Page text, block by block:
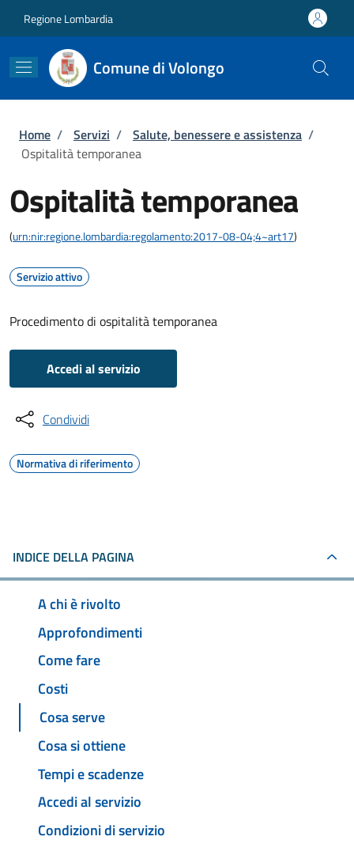
Regione Lombardia
Comune di Volongo
Briciole di pane
Home / Servizi / Salute, benessere e assistenza /
Ospitalità temporanea
Ospitalità temporanea
(urn:nir:regione.lombardia:regolamento:2017-08-04;4~art17)
Servizio attivo
Procedimento di ospitalità temporanea
Accedi al servizio
Condividi
Normativa di riferimento
INDICE DELLA PAGINA
A chi è rivolto
Approfondimenti
Come fare
Costi
Cosa serve
Cosa si ottiene
Tempi e scadenze
Accedi al servizio
Condizioni di servizio